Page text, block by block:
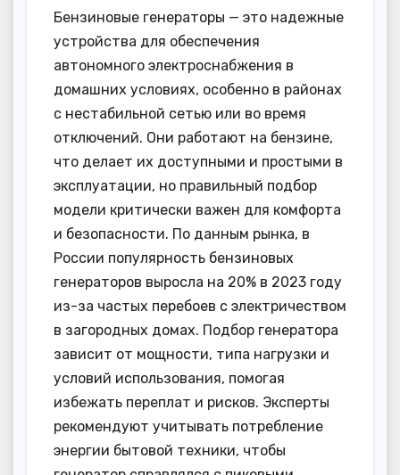
Бензиновые генераторы — это надежные
устройства для обеспечения
автономного электроснабжения в
домашних условиях, особенно в районах
с нестабильной сетью или во время
отключений. Они работают на бензине,
что делает их доступными и простыми в
эксплуатации, но правильный подбор
модели критически важен для комфорта
и безопасности. По данным рынка, в
России популярность бензиновых
генераторов выросла на 20% в 2023 году
из-за частых перебоев с электричеством
в загородных домах. Подбор генератора
зависит от мощности, типа нагрузки и
условий использования, помогая
избежать переплат и рисков. Эксперты
рекомендуют учитывать потребление
энергии бытовой техники, чтобы